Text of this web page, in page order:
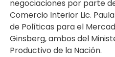
negociaciones por parte
Comercio Interior Lic.
de Políticas para el
Ginsberg, ambos del
Productivo de la Nación.